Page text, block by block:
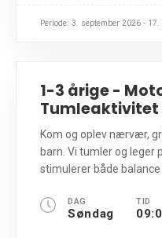
Periode: 3. september 2026 -
1-3 årige -
Kom og oplev nærvær,
barn. Vi tumler og leger
stimulerer både
DAG
Søndag
TID